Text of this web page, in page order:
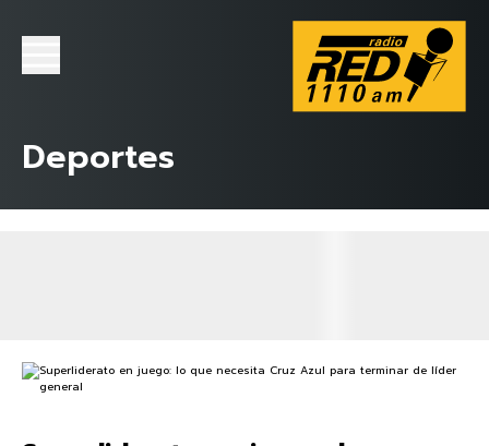
Deportes